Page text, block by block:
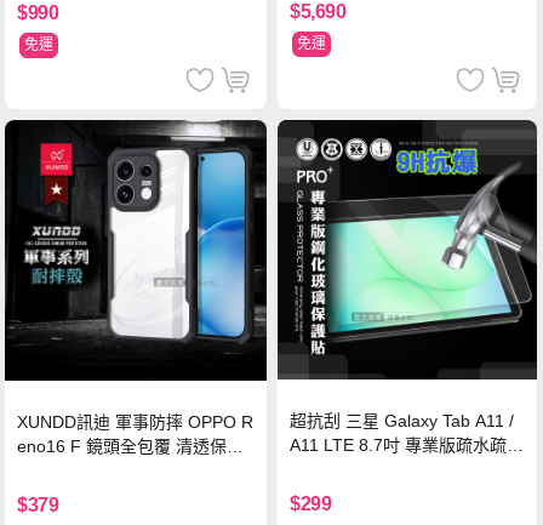
$990
免運
$5,690
免運
XUNDD訊迪 軍事防摔 OPPO R
eno16 F 鏡頭全包覆 清透保護
$379
超抗刮 三星 Galaxy Tab A11 /
A11 LTE 8.7吋 專業版疏水疏油
$299